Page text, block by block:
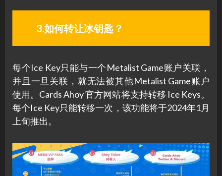
3.如何转让冰钥匙？
每个Ice Key只能与一个Metalist Game账户关联，
并且一旦关联，就无法被其他Metalist Game账户
使用。Cards Ahoy 官方网站将支持转移 Ice Keys。
每个Ice Key只能转移一次，该功能将于2024年1月
上旬推出。